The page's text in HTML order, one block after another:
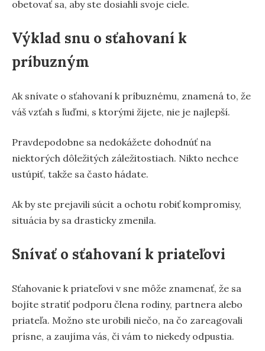
obetovať sa, aby ste dosiahli svoje ciele.
Výklad snu o sťahovaní k
príbuzným
Ak snívate o sťahovaní k príbuznému, znamená to, že
váš vzťah s ľuďmi, s ktorými žijete, nie je najlepší.
Pravdepodobne sa nedokážete dohodnúť na
niektorých dôležitých záležitostiach. Nikto nechce
ustúpiť, takže sa často hádate.
Ak by ste prejavili súcit a ochotu robiť kompromisy,
situácia by sa drasticky zmenila.
Snívať o sťahovaní k priateľovi
Sťahovanie k priateľovi v sne môže znamenať, že sa
bojíte stratiť podporu člena rodiny, partnera alebo
priateľa. Možno ste urobili niečo, na čo zareagovali
prísne, a zaujíma vás, či vám to niekedy odpustia.